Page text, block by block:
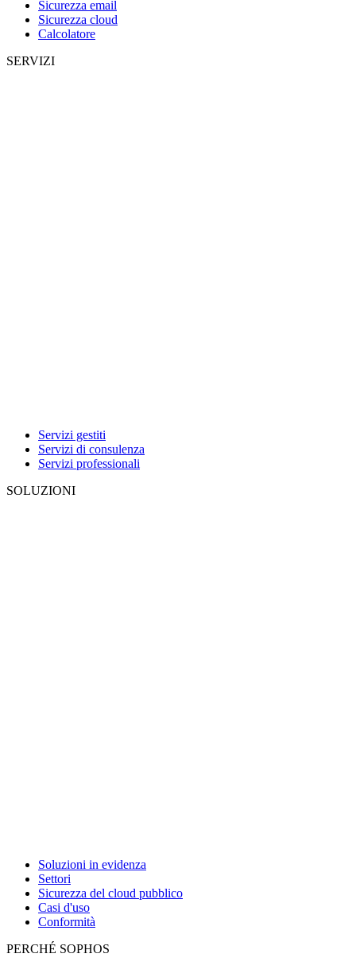
Sicurezza email
Sicurezza cloud
Calcolatore
SERVIZI
Servizi gestiti
Servizi di consulenza
Servizi professionali
SOLUZIONI
Soluzioni in evidenza
Settori
Sicurezza del cloud pubblico
Casi d'uso
Conformità
PERCHÉ SOPHOS